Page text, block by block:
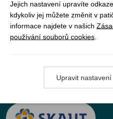
Podmínky vrácení peněz
Jejich nastavení upravíte
kdykoliv jej můžete změnit v
informace najdete v našich
používání souborů cookies
Upravit nastavení